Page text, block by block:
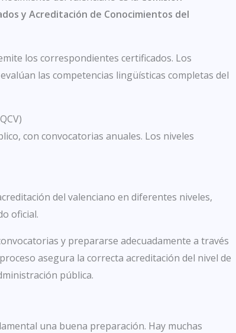
y Acreditación de Conocimientos del
los correspondientes certificados. Los
las competencias lingüísticas completas del
con convocatorias anuales. Los niveles
del valenciano en diferentes niveles,
oficial.
y prepararse adecuadamente a través
asegura la correcta acreditación del nivel de
pública.
una buena preparación. Hay muchas